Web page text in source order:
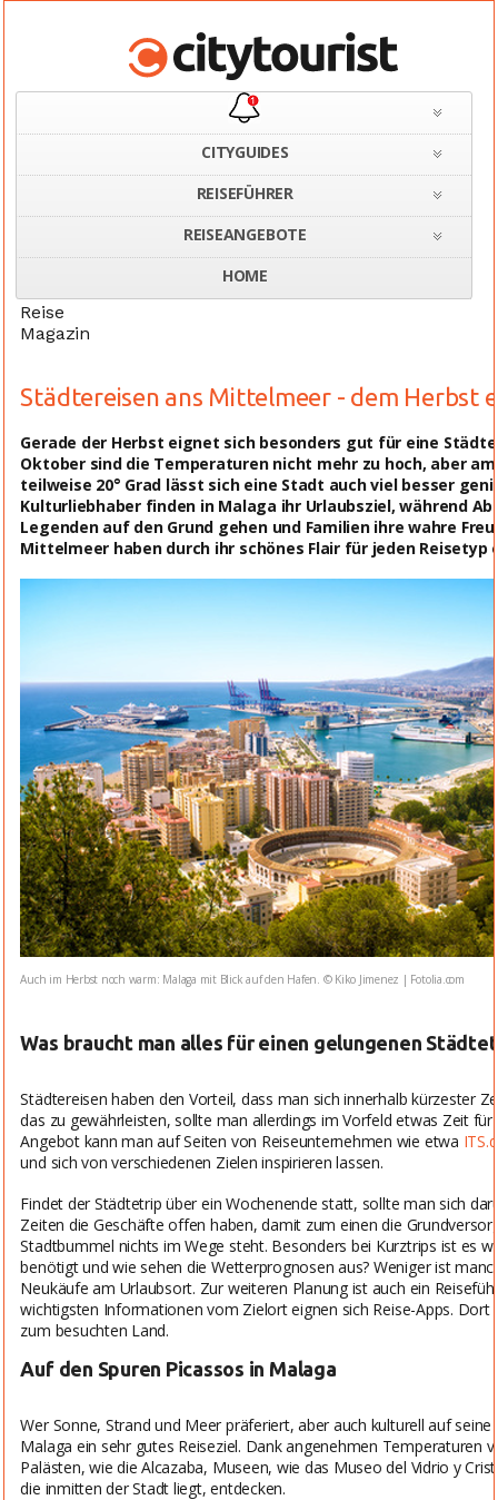
CITYGUIDES
REISEFÜHRER
REISEANGEBOTE
HOME
Städtereisen im Herbst
Reise
Magazin
Städtereisen ans Mittelmeer - dem Herbst
Gerade der Herbst eignet sich besonders gut für eine
Oktober sind die Temperaturen nicht mehr zu hoch, aber
teilweise 20° Grad lässt sich eine Stadt auch viel besser
Kulturliebhaber finden in Malaga ihr Urlaubsziel, während
Legenden auf den Grund gehen und Familien ihre wahre
Mittelmeer haben durch ihr schönes Flair für jeden Reisetyp
Auch im Herbst noch warm: Malaga mit Blick auf den Hafen. © Kiko Jimenez | Fotolia.com
Was braucht man alles für einen gelungenen
Städtereisen haben den Vorteil, dass man sich innerhalb kürzester
das zu gewährleisten, sollte man allerdings im Vorfeld etwas Zeit
Angebot kann man auf Seiten von Reiseunternehmen wie etwa
und sich von verschiedenen Zielen inspirieren lassen.
Findet der Städtetrip über ein Wochenende statt, sollte man sich
Zeiten die Geschäfte offen haben, damit zum einen die
Stadtbummel nichts im Wege steht. Besonders bei Kurztrips ist es
benötigt und wie sehen die Wetterprognosen aus? Weniger ist
Neukäufe am Urlaubsort. Zur weiteren Planung ist auch ein
wichtigsten Informationen vom Zielort eignen sich Reise-Apps.
zum besuchten Land.
Auf den Spuren Picassos in Malaga
Wer Sonne, Strand und Meer präferiert, aber auch kulturell auf
Malaga ein sehr gutes Reiseziel. Dank angenehmen Temperaturen
Palästen, wie die Alcazaba, Museen, wie das Museo del Vidrio y
die inmitten der Stadt liegt, entdecken.